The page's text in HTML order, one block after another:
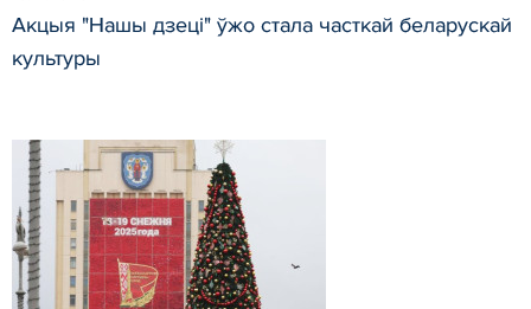
Акцыя "Нашы дзеці" ўжо стала часткай беларускай
культуры